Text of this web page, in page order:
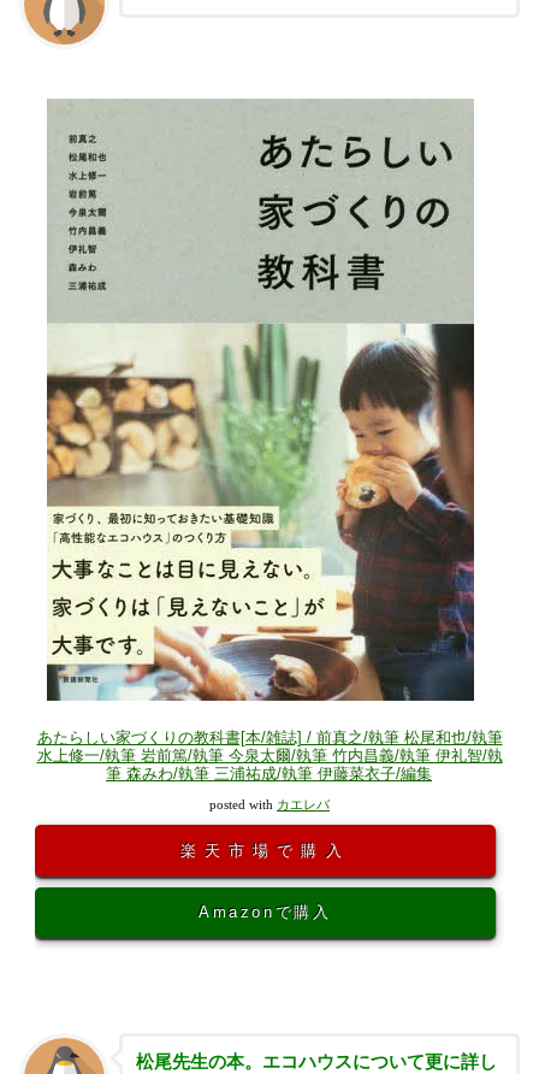
あたらしい家づくりの教科書[本/雑誌] / 前真之/執筆 松尾和也/執筆
水上修一/執筆 岩前篤/執筆 今泉太爾/執筆 竹内昌義/執筆 伊礼智/執
筆 森みわ/執筆 三浦祐成/執筆 伊藤菜衣子/編集
posted with カエレバ
楽天市場で購入
Amazonで購入
松尾先生の本。エコハウスについて更に詳し